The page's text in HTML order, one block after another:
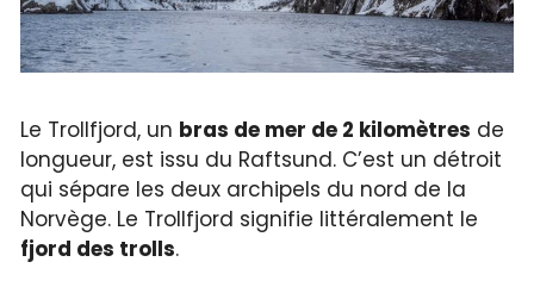
Le Trollfjord, un bras de mer de 2 kilomètres de
longueur, est issu du Raftsund. C’est un détroit
qui sépare les deux archipels du nord de la
Norvège. Le Trollfjord signifie littéralement le
fjord des trolls.